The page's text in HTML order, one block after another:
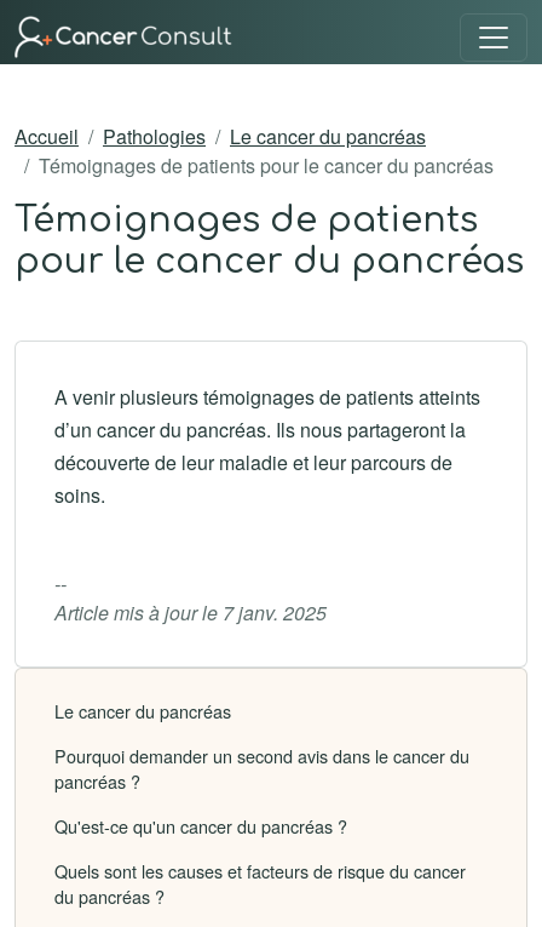
Accueil Pathologies
Le cancer du pancréas
Témoignages de patients pour le cancer du pancréas
Témoignages de patients
pour le cancer du pancréas
A venir plusieurs témoignages de patients atteints
d’un cancer du pancréas. Ils nous partageront la
découverte de leur maladie et leur parcours de
soins.
--
Article mis à jour le 7 janv. 2025
Le cancer du pancréas
Pourquoi demander un second avis dans le cancer du
pancréas ?
Qu'est-ce qu'un cancer du pancréas ?
Quels sont les causes et facteurs de risque du cancer
du pancréas ?